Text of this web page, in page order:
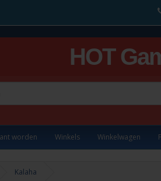
HOT
worden Winkels Winkelwagen
Kalaha